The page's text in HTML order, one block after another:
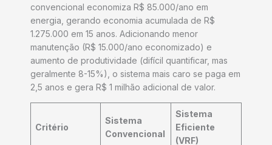
convencional economiza R$ 85.000/ano em
energia, gerando economia acumulada de R$
1.275.000 em 15 anos. Adicionando menor
manutenção (R$ 15.000/ano economizado) e
aumento de produtividade (difícil quantificar, mas
geralmente 8-15%), o sistema mais caro se paga em
2,5 anos e gera R$ 1 milhão adicional de valor.
Critério
Sistema
Convencional
Sistema
Eficiente
(VRF)